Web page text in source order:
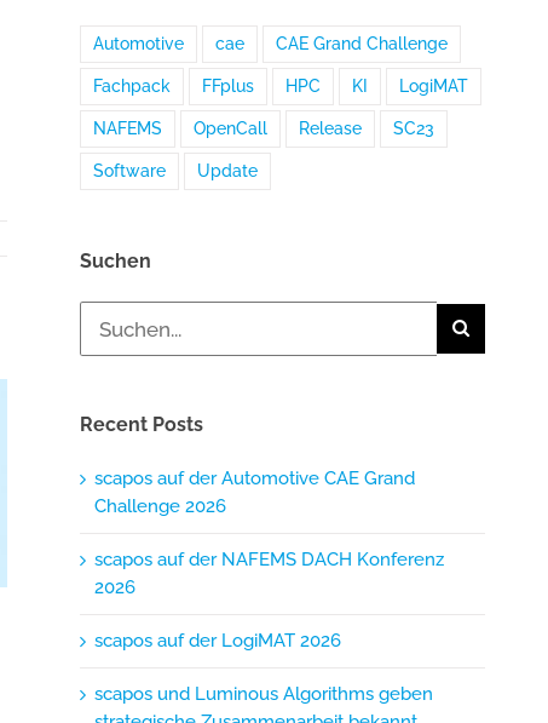
CAE Grand Challenge 2026
März 23rd, 2026 März 23rd, 2026
Automotive cae CAE Grand Challenge
Fachpack FFplus HPC KI LogiMAT
NAFEMS OpenCall Release SC23
Software Update
Suchen
nach:
Recent Posts
scapos auf der Automotive CAE Grand
Challenge 2026
scapos auf der NAFEMS DACH Konferenz
2026
scapos auf der LogiMAT 2026
scapos und Luminous Algorithms geben